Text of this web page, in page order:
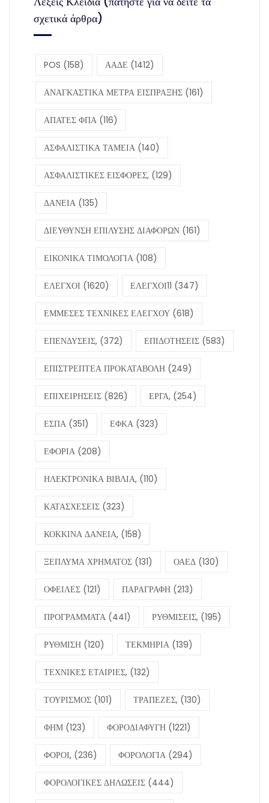
σχετικά άρθρα)
POS (158) ΑΑΔΕ (1412)
ΑΝΑΓΚΑΣΤΙΚΑ ΜΕΤΡΑ ΕΙΣΠΡΑΞΗΣ (161)
ΑΠΑΤΕΣ ΦΠΑ (116)
ΑΣΦΑΛΙΣΤΙΚΑ ΤΑΜΕΙΑ (140)
ΑΣΦΑΛΙΣΤΙΚΕΣ ΕΙΣΦΟΡΕΣ, (129)
ΔΑΝΕΙΑ (135)
ΔΙΕΥΘΥΝΣΗ ΕΠΙΛΥΣΗΣ ΔΙΑΦΟΡΩΝ (161)
ΕΙΚΟΝΙΚΑ ΤΙΜΟΛΟΓΙΑ (108)
ΕΛΕΓΧΟΙ (1620) ΕΛΕΓΧΟΙ11 (347)
ΕΜΜΕΣΕΣ ΤΕΧΝΙΚΕΣ ΕΛΕΓΧΟΥ (618)
ΕΠΕΝΔΥΣΕΙΣ, (372) ΕΠΙΔΟΤΗΣΕΙΣ (583)
ΕΠΙΣΤΡΕΠΤΕΑ ΠΡΟΚΑΤΑΒΟΛΗ (249)
ΕΠΙΧΕΙΡΗΣΕΙΣ (826) ΕΡΓΑ, (254)
ΕΣΠΑ (351) ΕΦΚΑ (323)
ΕΦΟΡΙΑ (208)
ΗΛΕΚΤΡΟΝΙΚΑ ΒΙΒΛΙΑ, (110)
ΚΑΤΑΣΧΕΣΕΙΣ (323)
ΚΟΚΚΙΝΑ ΔΑΝΕΙΑ, (158)
ΞΕΠΛΥΜΑ ΧΡΗΜΑΤΟΣ (131) ΟΑΕΔ (130)
ΟΦΕΙΛΕΣ (121) ΠΑΡΑΓΡΑΦΗ (213)
ΠΡΟΓΡΑΜΜΑΤΑ (441) ΡΥΘΜΙΣΕΙΣ, (195)
ΡΥΘΜΙΣΗ (120) ΤΕΚΜΗΡΙΑ (139)
ΤΕΧΝΙΚΕΣ ΕΤΑΙΡΙΕΣ, (132)
ΤΟΥΡΙΣΜΟΣ (101) ΤΡΑΠΕΖΕΣ, (130)
ΦΗΜ (123) ΦΟΡΟΔΙΑΦΥΓΗ (1221)
ΦΟΡΟΙ, (236) ΦΟΡΟΛΟΓΙΑ (294)
ΦΟΡΟΛΟΓΙΚΕΣ ΔΗΛΩΣΕΙΣ (444)